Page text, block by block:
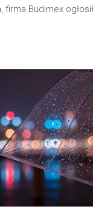
firma Budimex